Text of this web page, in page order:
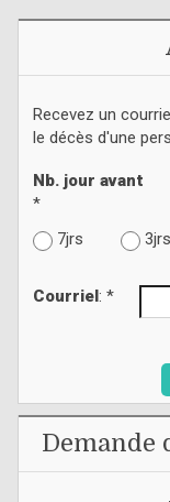
Recevez un
le décès d'une
Nb. jour avant
*
7jrs
3jrs
Courriel : *
Demande